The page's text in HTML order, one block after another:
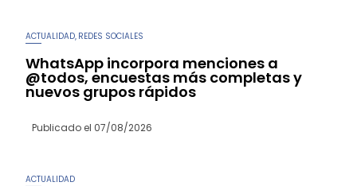
ACTUALIDAD REDES SOCIALES
WhatsApp incorpora menciones a
@todos, encuestas más completas y
nuevos grupos rápidos
Publicado el 07/08/2026
ACTUALIDAD